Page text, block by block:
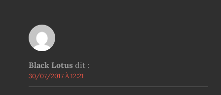
Black Lotus dit :
30/07/2017 À 12:21